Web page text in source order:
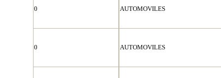
0 AUTOMOVILES
0 AUTOMOVILES